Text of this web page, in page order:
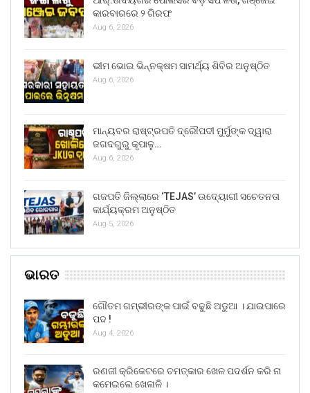
କାରବାରରେ ୨ ଗିରଫ
Aug 6, 2026
ଭୀମ ଭୋଇ ଭିନ୍ନକ୍ଷମ ସାମର୍ଥ୍ୟ ଶିବିର ଅନୁଷ୍ଠିତ
Aug 6, 2026
ମାନ୍ୟବର ରାଷ୍ଟ୍ରପତି ଦ୍ରୌପଦୀ ମୁର୍ମୁଙ୍କ ଦ୍ୱାରା
ଜଗଦଗୁରୁ କୃପାଳୁ…
Aug 6, 2026
ଗଜପତି ଜିଲ୍ଲାରେ ‘TEJAS’ ଉଦ୍ୟୋଗୀ ସଚେତନତା
କାର୍ଯ୍ୟକ୍ରମ ଅନୁଷ୍ଠିତ
Aug 5, 2026
ଭାରତ
ଗୌତମ ଗମ୍ଭୀରଙ୍କ ପାଇଁ ବଢୁଛି ଅଡୁଆ । ଯାଇପାରେ
ପଦ !
Aug 4, 2026
ରଣଜୀ କ୍ରିକେଟରେ ଚମତ୍କାର ଖେଳ ପଦର୍ଶନ କରି ନା
କମେଇଲେ ଖେଳାଳି ।